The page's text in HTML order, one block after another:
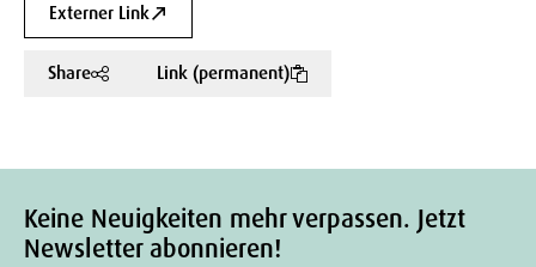
Externer Link
Share Link (permanent)
Keine Neuigkeiten mehr verpassen. Jetzt
Newsletter abonnieren!